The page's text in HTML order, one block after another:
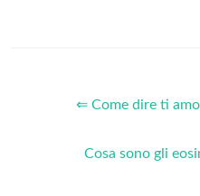
⇐ Come dire ti
Cosa sono gli